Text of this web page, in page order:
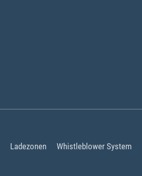
Ladezonen Whistleblower System